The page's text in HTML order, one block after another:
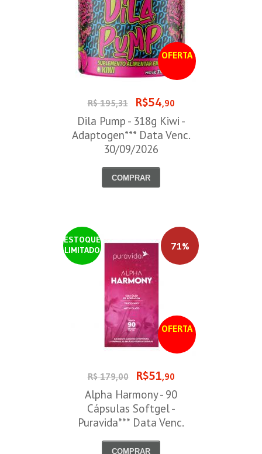
OFERTA
R$ 195,31 R$54,90
Dila Pump - 318g Kiwi -
Adaptogen*** Data Venc.
30/09/2026
COMPRAR
ESTOQUE
LIMITADO
OFERTA
71%
R$ 179,00 R$51,90
Alpha Harmony - 90
Cápsulas Softgel -
Puravida*** Data Venc.
COMPRAR